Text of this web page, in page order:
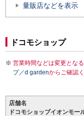
量販店などを表示
ドコモショップ
営業時間などは変更とな
プ／d gardenからご確認く
店舗名
ドコモショップイオンモー